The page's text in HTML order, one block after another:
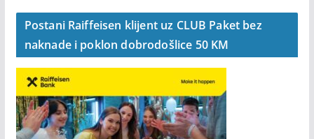
Postani Raiffeisen klijent uz CLUB Paket bez
naknade i poklon dobrodošlice 50 KM